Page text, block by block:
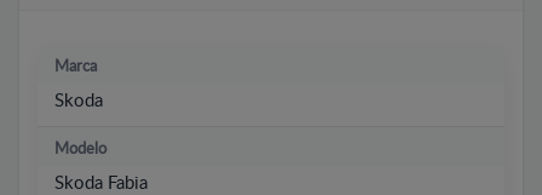
Marca
Skoda
Modelo
Skoda Fabia